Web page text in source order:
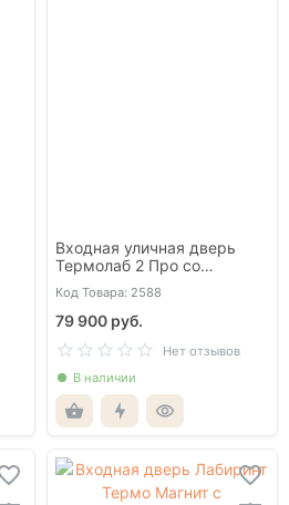
Входная уличная дверь
Термолаб 2 Про со
стеклопакетом
Код Товара: 2588
79 900 руб.
Нет отзывов
В наличии